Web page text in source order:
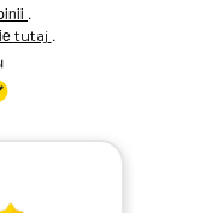
.
tutaj .